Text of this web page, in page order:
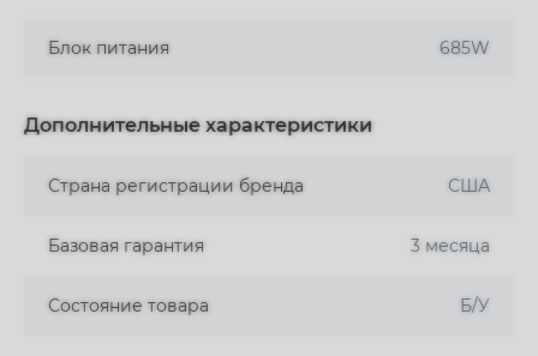
Блок питания 685W
Дополнительные характеристики
Страна регистрации бренда США
Базовая гарантия 3 месяца
Состояние товара Б/У